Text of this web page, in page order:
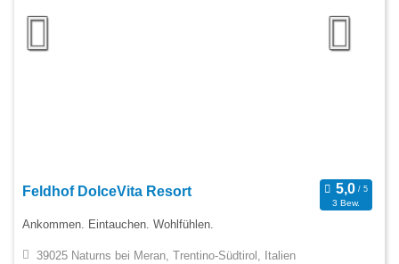
Feldhof DolceVita Resort
3 Bew.
Ankommen. Eintauchen. Wohlfühlen.
39025 Naturns bei Meran, Trentino-Südtirol, Italien